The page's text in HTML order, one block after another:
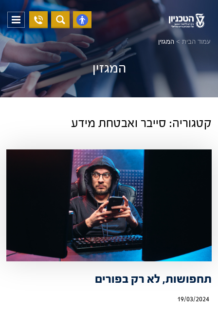
פתח
נגישות
04-
8294228
פתח
תפריט
עמוד הבית> המגזין
המגזין
קטגוריה: סייבר ואבטחת מידע
תחפושות, לא רק בפורים
19/03/2024